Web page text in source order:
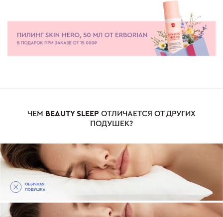
ЧЕМ BЕАUTY SLEEP ОТЛИЧАЕТСЯ ОТ ДРУГИХ
ПОДУШЕК?